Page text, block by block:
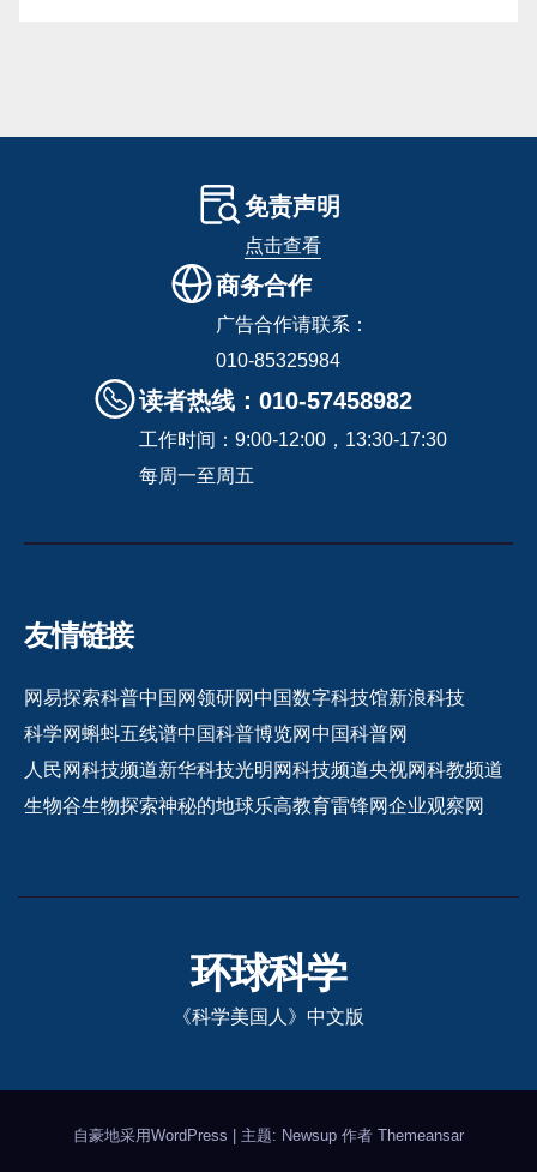
免责声明
点击查看
商务合作
广告合作请联系：
010-85325984
读者热线：010-57458982
工作时间：9:00-12:00，13:30-17:30
每周一至周五
友情链接
网易探索科普中国网领研网中国数字科技馆新浪科技
科学网蝌蚪五线谱中国科普博览网中国科普网
人民网科技频道新华科技光明网科技频道央视网科教频道
生物谷生物探索神秘的地球乐高教育雷锋网企业观察网
环球科学
《科学美国人》中文版
自豪地采用WordPress 主题: Newsup 作者 Themeansar